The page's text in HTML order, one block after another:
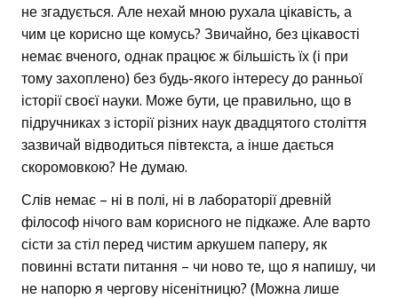
не згадується. Але нехай мною рухала цікавість, а
чим це корисно ще комусь? Звичайно, без цікавості
немає вченого, однак працює ж більшість їх (і при
тому захоплено) без будь-якого інтересу до ранньої
історії своєї науки. Може бути, це правильно, що в
підручниках з історії різних наук двадцятого століття
зазвичай відводиться півтекста, а інше дається
скоромовкою? Не думаю.
Слів немає – ні в полі, ні в лабораторії древній
філософ нічого вам корисного не підкаже. Але варто
сісти за стіл перед чистим аркушем паперу, як
повинні встати питання – чи ново те, що я напишу, чи
не напорю я чергову нісенітницю? (Можна лише